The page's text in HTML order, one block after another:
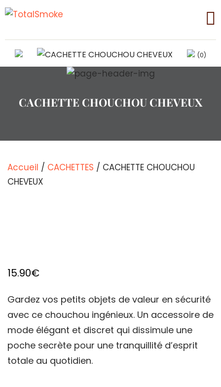
(0)
CACHETTE CHOUCHOU CHEVEUX
Accueil / CACHETTES / CACHETTE CHOUCHOU
CHEVEUX
15.90€
Gardez vos petits objets de valeur en sécurité
avec ce chouchou ingénieux. Un accessoire de
mode élégant et discret qui dissimule une
poche secrète pour une tranquillité d’esprit
totale au quotidien.